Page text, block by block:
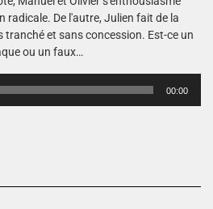
radicale. De l'autre, Julien fait de la
tranché et sans concession. Est-ce un
ou un faux…
00:00